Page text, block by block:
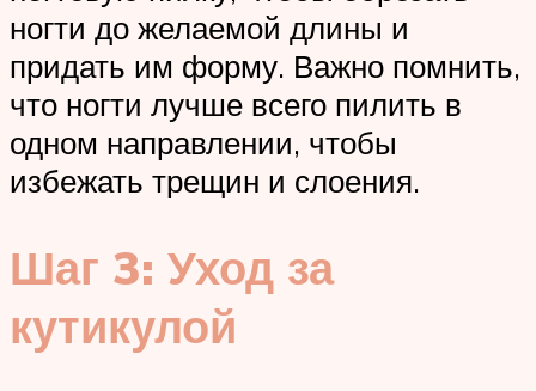
ногти до желаемой длины и
придать им форму. Важно помнить,
что ногти лучше всего пилить в
одном направлении, чтобы
избежать трещин и слоения.
Шаг 3: Уход за
кутикулой